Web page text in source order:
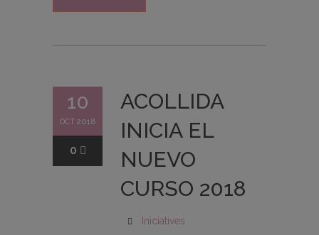
10
OCT 2018
0
ACOLLIDA
INICIA EL
NUEVO
CURSO 2018
Iniciatives